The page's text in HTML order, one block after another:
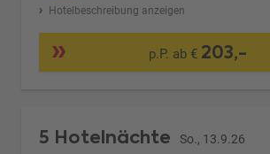
Hotelbeschreibung anzeigen
p.P. ab € 203,-
5 Hotelnächte So., 13.9.26